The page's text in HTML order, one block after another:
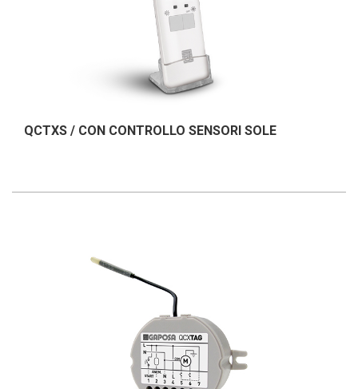
QCTXS / CON CONTROLLO SENSORI SOLE